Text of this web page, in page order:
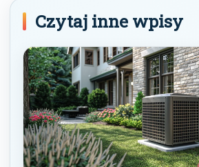
Czytaj inne wpisy